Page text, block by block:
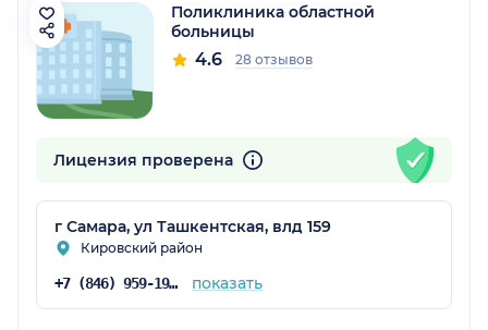
Поликлиника областной
больницы
4.6 28 отзывов
Лицензия проверена
г Самара, ул Ташкентская, влд 159
Кировский район
+7 (846) 959-19-10 показать